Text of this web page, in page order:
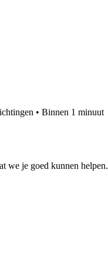
• Binnen 1 minuut
we je goed kunnen helpen.